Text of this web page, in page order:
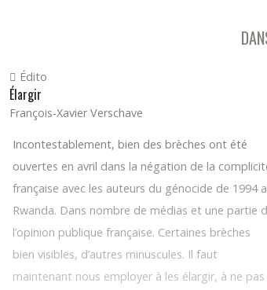
Édito
Élargir
François-Xavier Verschave
Incontestablement, bien des brèches ont été
ouvertes en avril dans la négation de la
française avec les auteurs du génocide de 1994
Rwanda. Dans nombre de médias et une partie
l’opinion publique française. Certaines brèches
bien visibles, d’autres minuscules. Il faut
maintenant nous employer à les élargir, à ne pas